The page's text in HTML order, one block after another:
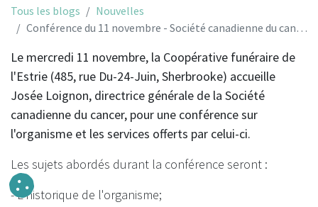
Tous les blogs
Nouvelles
Conférence du 11 novembre - Société canadienne du cancer - l'oeuvre et ses services
Le mercredi 11 novembre, la Coopérative funéraire de
l'Estrie (485, rue Du-24-Juin, Sherbrooke) accueille
Josée Loignon, directrice générale de la Société
canadienne du cancer, pour une conférence sur
l'organisme et les services offerts par celui-ci.
Les sujets abordés durant la conférence seront :
- L'historique de l'organisme;